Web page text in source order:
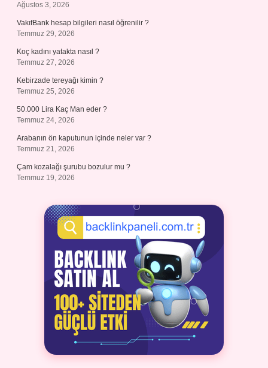
Ağustos 3, 2026
VakıfBank hesap bilgileri nasıl öğrenilir ?
Temmuz 29, 2026
Koç kadını yatakta nasıl ?
Temmuz 27, 2026
Kebirzade tereyağı kimin ?
Temmuz 25, 2026
50.000 Lira Kaç Man eder ?
Temmuz 24, 2026
Arabanın ön kaputunun içinde neler var ?
Temmuz 21, 2026
Çam kozalağı şurubu bozulur mu ?
Temmuz 19, 2026